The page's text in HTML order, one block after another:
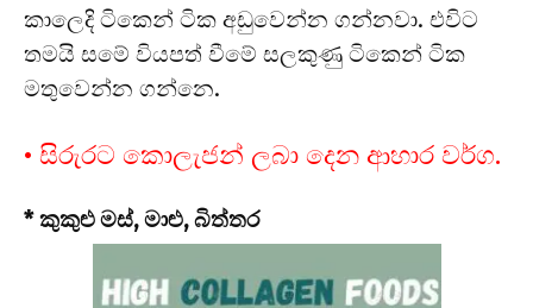
කාලෙදි ටිකෙන් ටික අඩුවෙන්න ගන්නවා. එවිට
තමයි සමේ වියපත් වීමේ සලකුණු ටිකෙන් ටික
මතුවෙන්න ගන්නෙ.
• සිරුරට කොලැජන් ලබා දෙන ආහාර වර්ග.
* කුකුළු මස්, මාළු, බිත්තර